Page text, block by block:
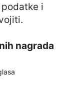
i
nagrada